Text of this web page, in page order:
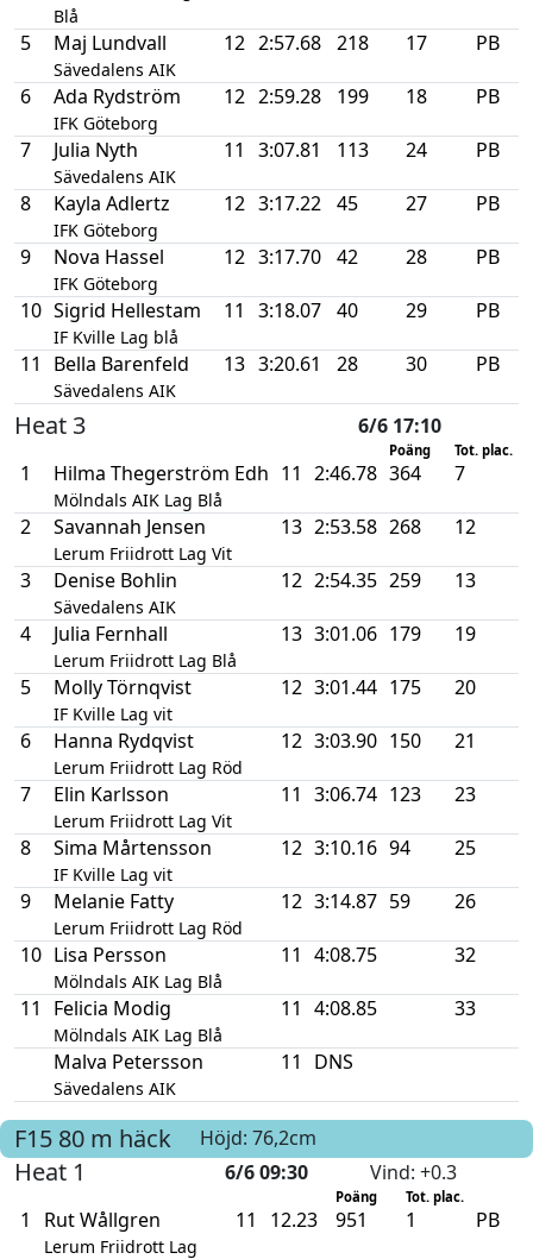
Blå
5 Maj Lundvall
Sävedalens AIK
12 2:57.68 218 17 PB
6 Ada Rydström
IFK Göteborg
12 2:59.28 199 18 PB
7 Julia Nyth
Sävedalens AIK
11 3:07.81 113 24 PB
8 Kayla Adlertz
IFK Göteborg
12 3:17.22 45 27 PB
9 Nova Hassel
IFK Göteborg
12 3:17.70 42 28 PB
10 Sigrid Hellestam
IF Kville Lag blå
11 3:18.07 40 29 PB
11 Bella Barenfeld
Sävedalens AIK
13 3:20.61 28 30 PB
Heat 3 6/6 17:10
Poäng Tot. plac.
1 Hilma Thegerström Edh
Mölndals AIK Lag Blå
11 2:46.78 364 7
2 Savannah Jensen
Lerum Friidrott Lag Vit
13 2:53.58 268 12
3 Denise Bohlin
Sävedalens AIK
12 2:54.35 259 13
4 Julia Fernhall
Lerum Friidrott Lag Blå
13 3:01.06 179 19
5 Molly Törnqvist
IF Kville Lag vit
12 3:01.44 175 20
6 Hanna Rydqvist
Lerum Friidrott Lag Röd
12 3:03.90 150 21
7 Elin Karlsson
Lerum Friidrott Lag Vit
11 3:06.74 123 23
8 Sima Mårtensson
IF Kville Lag vit
12 3:10.16 94 25
9 Melanie Fatty
Lerum Friidrott Lag Röd
12 3:14.87 59 26
10 Lisa Persson
Mölndals AIK Lag Blå
11 4:08.75 32
11 Felicia Modig
Mölndals AIK Lag Blå
11 4:08.85 33
Malva Petersson
Sävedalens AIK
11 DNS
F15 80 m häck Höjd: 76,2cm
Heat 1 6/6 09:30 Vind: +0.3
Poäng Tot. plac.
1 Rut Wållgren
Lerum Friidrott Lag
11 12.23 951 1 PB